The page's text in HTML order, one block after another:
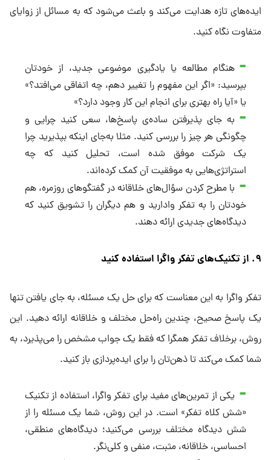
ایده‌های تازه هدایت می‌کند و باعث می‌شود که به مسائل از زوایای
متفاوت نگاه کنید.
هنگام مطالعه یا یادگیری موضوعی جدید، از خودتان
بپرسید: «اگر این مفهوم را تغییر دهم، چه اتفاقی می‌افتد؟»
یا «آیا راه بهتری برای انجام این کار وجود دارد؟»
به جای پذیرفتن ساده‌ی پاسخ‌ها، سعی کنید چرایی و
چگونگی هر چیز را بررسی کنید. مثلا به‌جای اینکه بپذیرید چرا
یک شرکت موفق شده است، تحلیل کنید که چه
استراتژی‌هایی به موفقیت آن کمک کرده‌اند.
با مطرح کردن سؤال‌های خلاقانه در گفتگوهای روزمره، هم
خودتان را به تفکر وادارید و هم دیگران را تشویق کنید که
دیدگاه‌های جدیدی ارائه دهند.
۹. از تکنیک‌های تفکر واگرا استفاده کنید
تفکر واگرا به این معناست که برای حل یک مسئله، به جای یافتن تنها
یک پاسخ صحیح، چندین راه‌حل مختلف و خلاقانه ارائه دهید. این
روش، برخلاف تفکر همگرا که فقط یک جواب مشخص را می‌پذیرد، به
شما کمک می‌کند تا ذهن‌تان را برای ایده‌پردازی باز کنید.
یکی از تمرین‌های مفید برای تفکر واگرا، استفاده از تکنیک
«شش کلاه تفکر» است. در این روش، شما یک مسئله را از
شش دیدگاه مختلف بررسی می‌کنید؛ دیدگاه‌های منطقی،
احساسی، خلاقانه، مثبت، منفی و کلی‌نگر.